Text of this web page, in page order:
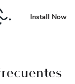
Install Now